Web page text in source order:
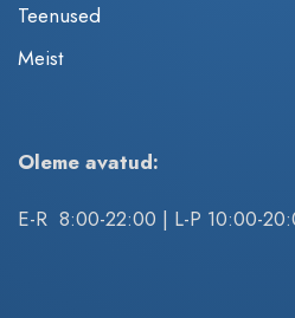
Teenused
Meist
Oleme avatud:
E-R 8:00-22:00 | L-P 10:00-